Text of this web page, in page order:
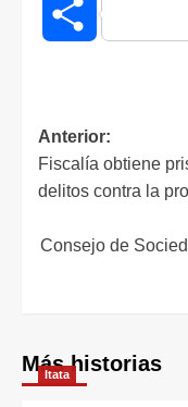
Compartir
Anterior:
Fiscalía obtiene
delitos contra la
Consejo de
Más historias
Itata